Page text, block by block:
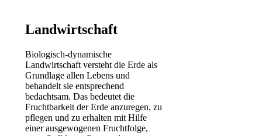
Landwirtschaft
Biologisch-dynamische
Landwirtschaft versteht die Erde als
Grundlage allen Lebens und
behandelt sie entsprechend
bedachtsam. Das bedeutet die
Fruchtbarkeit der Erde anzuregen, zu
pflegen und zu erhalten mit Hilfe
einer ausgewogenen Fruchtfolge,